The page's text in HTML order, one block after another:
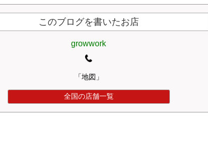
このブログを書いたお店
growwork
「地図」
全国の店舗一覧